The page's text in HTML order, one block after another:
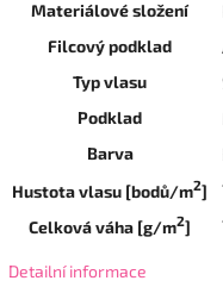
Materiálové složení
Filcový podklad
Typ vlasu
Podklad
Barva
Hustota vlasu [bodů/m2]
Celková váha [g/m2]
Detailní informace